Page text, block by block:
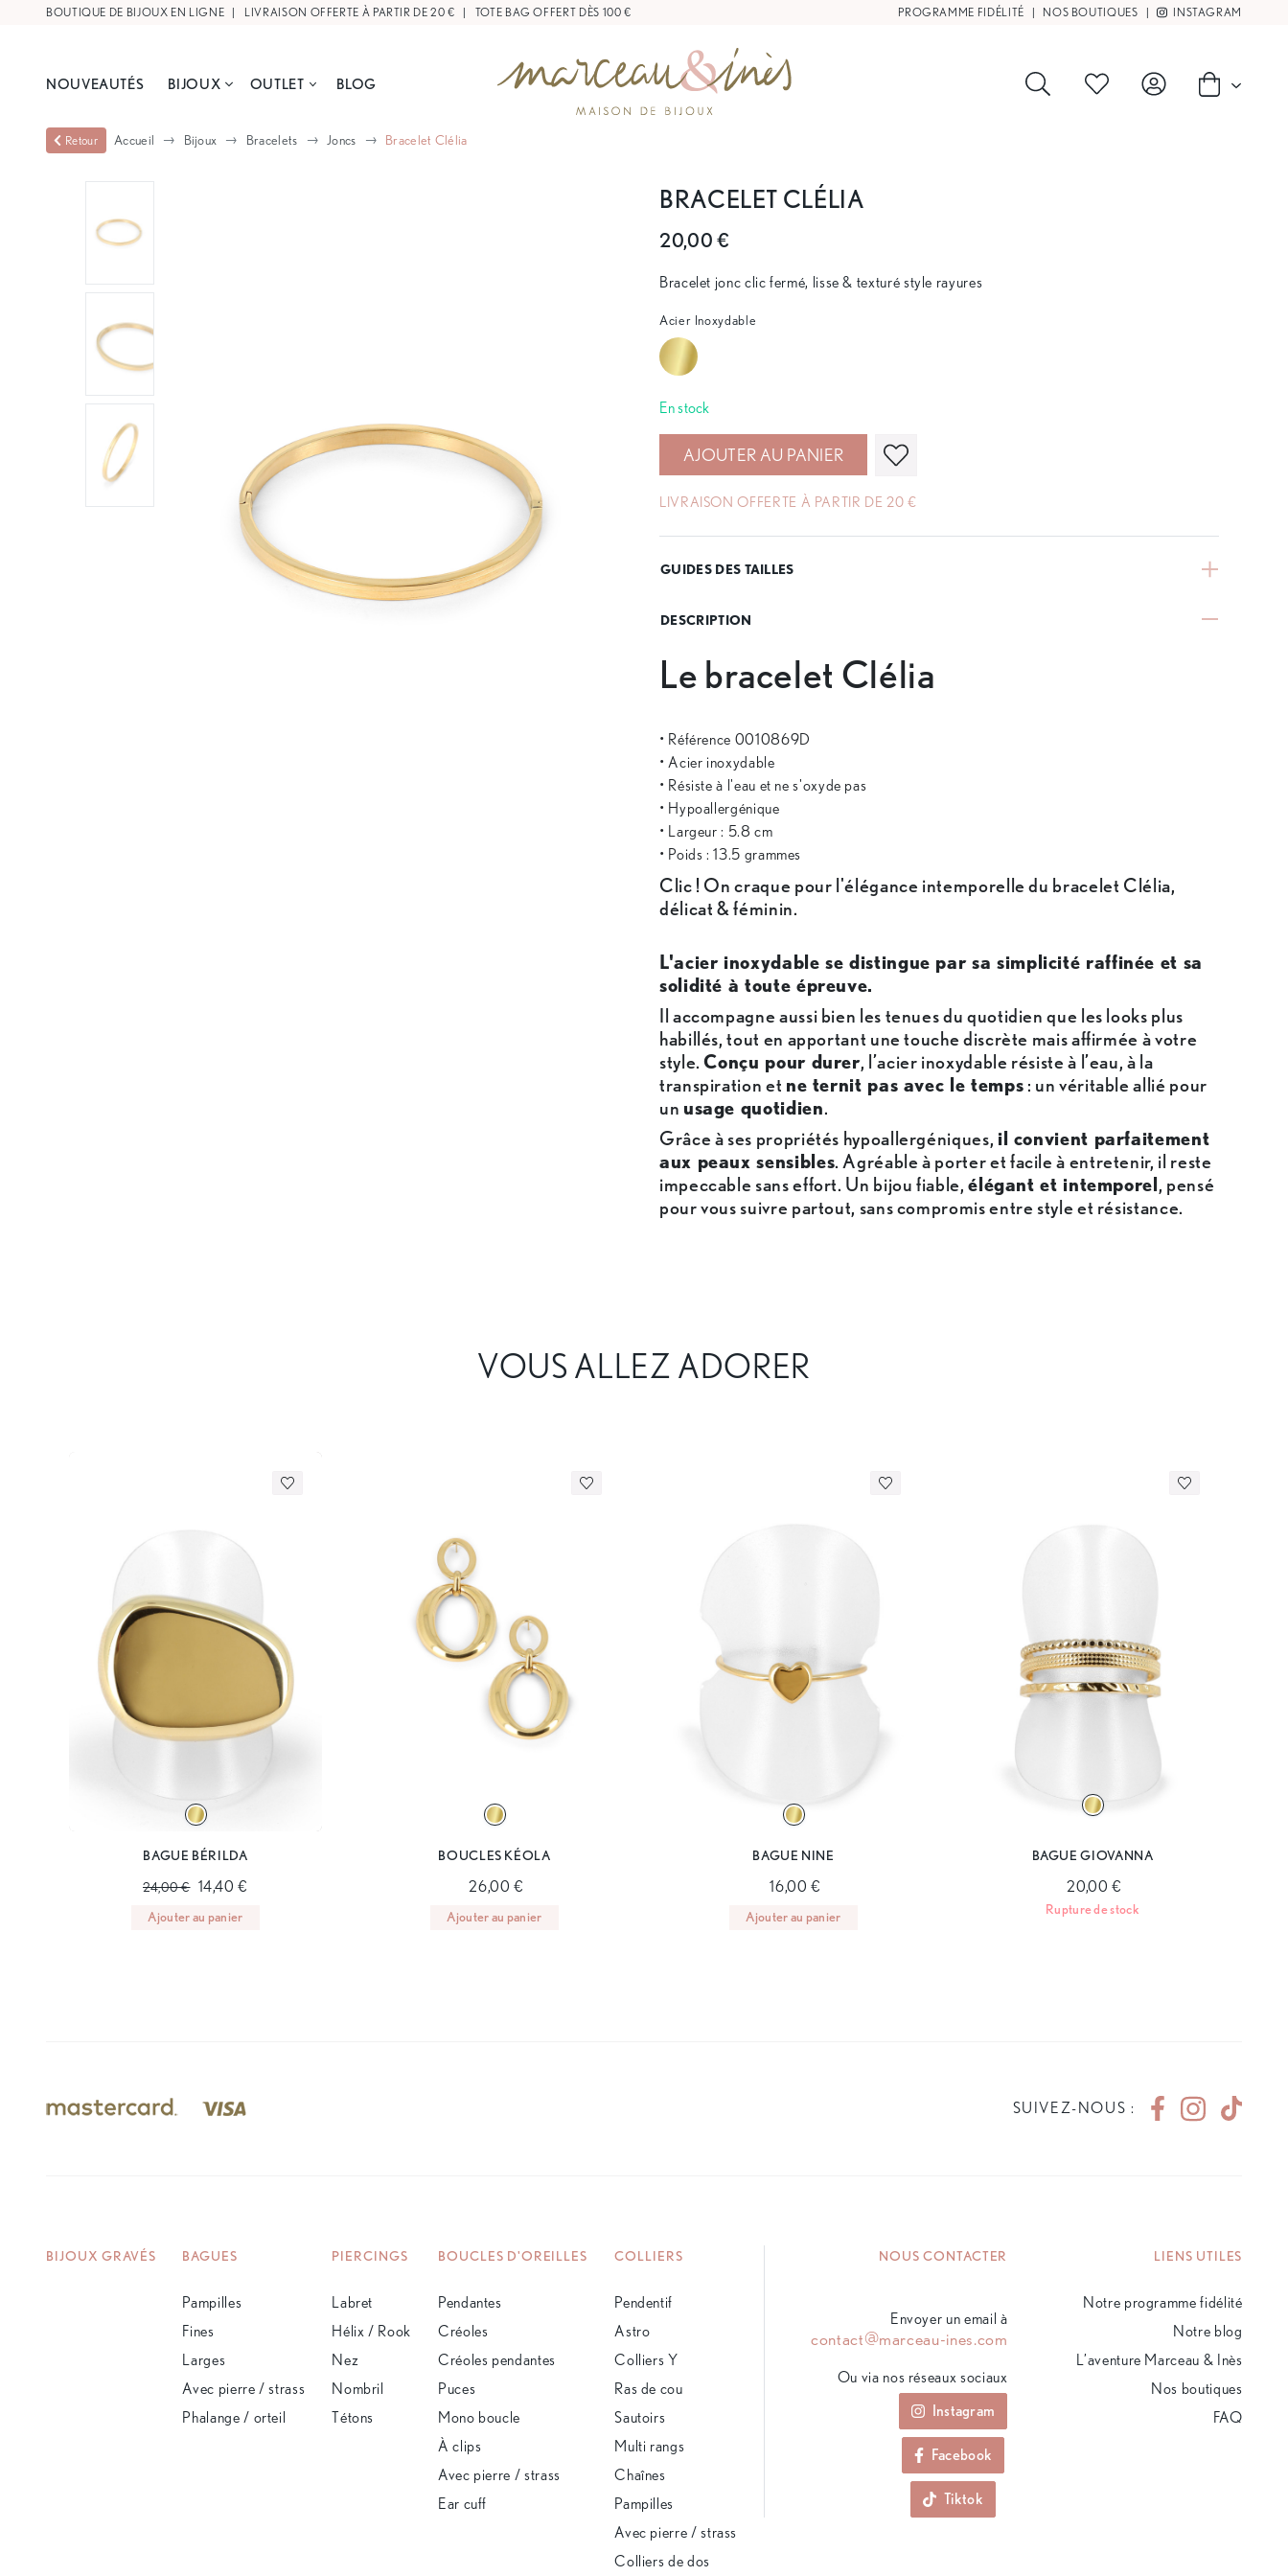
BOUTIQUE DE BIJOUX EN LIGNE | LIVRAISON OFFERTE À PARTIR DE 20 € | TOTE BAG OFFERT DÈS 100 € PROGRAMME FIDÉLITÉ | NOS BOUTIQUES | INSTAGRAM
NOUVEAUTÉS BIJOUX OUTLET BLOG
Retour Accueil Bijoux Bracelets Joncs Bracelet Clélia
BRACELET CLÉLIA
20,00 €
Bracelet jonc clic fermé, lisse & texturé style rayures
Acier Inoxydable
En stock
AJOUTER AU PANIER
LIVRAISON OFFERTE À PARTIR DE 20 €
GUIDES DES TAILLES
DESCRIPTION
Le bracelet Clélia
• Référence 0010869D
• Acier inoxydable
• Résiste à l'eau et ne s'oxyde pas
• Hypoallergénique
• Largeur : 5.8 cm
• Poids : 13.5 grammes
Clic ! On craque pour l'élégance intemporelle du bracelet Clélia,
délicat & féminin.
L'acier inoxydable se distingue par sa simplicité raffinée et sa
solidité à toute épreuve.
Il accompagne aussi bien les tenues du quotidien que les looks plus
habillés, tout en apportant une touche discrète mais affirmée à votre
style.Conçu pour durer, l’acier inoxydable résiste à l’eau, à la
transpiration et ne ternit pas avec le temps : un véritable allié pour
un usage quotidien.
Grâce à ses propriétés hypoallergéniques, il convient parfaitement
aux peaux sensibles. Agréable à porter et facile à entretenir, il reste
impeccable sans effort. Un bijou fiable,élégant et intemporel, pensé
pour vous suivre partout, sans compromis entre style et résistance.
VOUS ALLEZ ADORER
BAGUE BÉRILDA
24,00 € 14,40 €
Ajouter au panier
BOUCLES KÉOLA
26,00 €
Ajouter au panier
BAGUE NINE
16,00 €
Ajouter au panier
BAGUE GIOVANNA
20,00 €
Rupture de stock
SUIVEZ-NOUS :
BIJOUX GRAVÉS BAGUES
Pampilles
Fines
Larges
Avec pierre / strass
Phalange / orteil
PIERCINGS
Labret
Hélix / Rook
Nez
Nombril
Tétons
BOUCLES D'OREILLES
Pendantes
Créoles
Créoles pendantes
Puces
Mono boucle
À clips
Avec pierre / strass
Ear cuff
COLLIERS
Pendentif
Astro
Colliers Y
Ras de cou
Sautoirs
Multi rangs
Chaînes
Pampilles
Avec pierre / strass
Colliers de dos
NOUS CONTACTER
Envoyer un email à
contact@marceau-ines.com
Ou via nos réseaux sociaux
Instagram
Facebook
Tiktok
LIENS UTILES
Notre programme fidélité
Notre blog
L’aventure Marceau & Inès
Nos boutiques
FAQ